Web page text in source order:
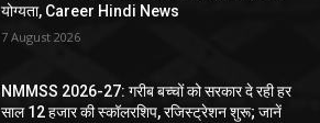
योग्यता, Career Hindi News
7 August 2026
NMMSS 2026-27: गरीब बच्चों को सरकार दे रही हर
साल 12 हजार की स्कॉलरशिप, रजिस्ट्रेशन शुरू; जानें